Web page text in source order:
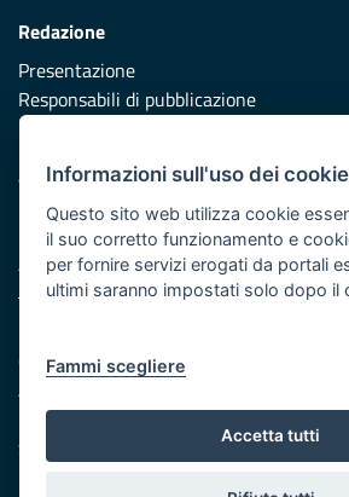
Redazione
Presentazione
Responsabili di pubblicazione
Vai al sito di Protezione Civile Puglia
Iniziativa finanziata con risorse del
Asse XI
Cookie e privacy
Atti di notifica
Feed RSS
Servizi Intranet
Informazioni sull'uso dei
Questo sito web utilizza cookie
il suo corretto funzionamento e
per fornire servizi erogati da portali
ultimi saranno impostati solo dopo il
Fammi scegliere
Accetta tutti